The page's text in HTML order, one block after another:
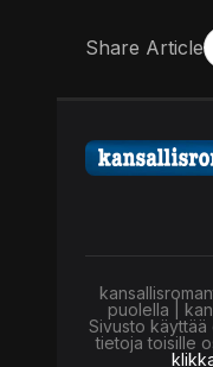
Share Article
puolella |
Sivusto käyttää
tietoja toisille